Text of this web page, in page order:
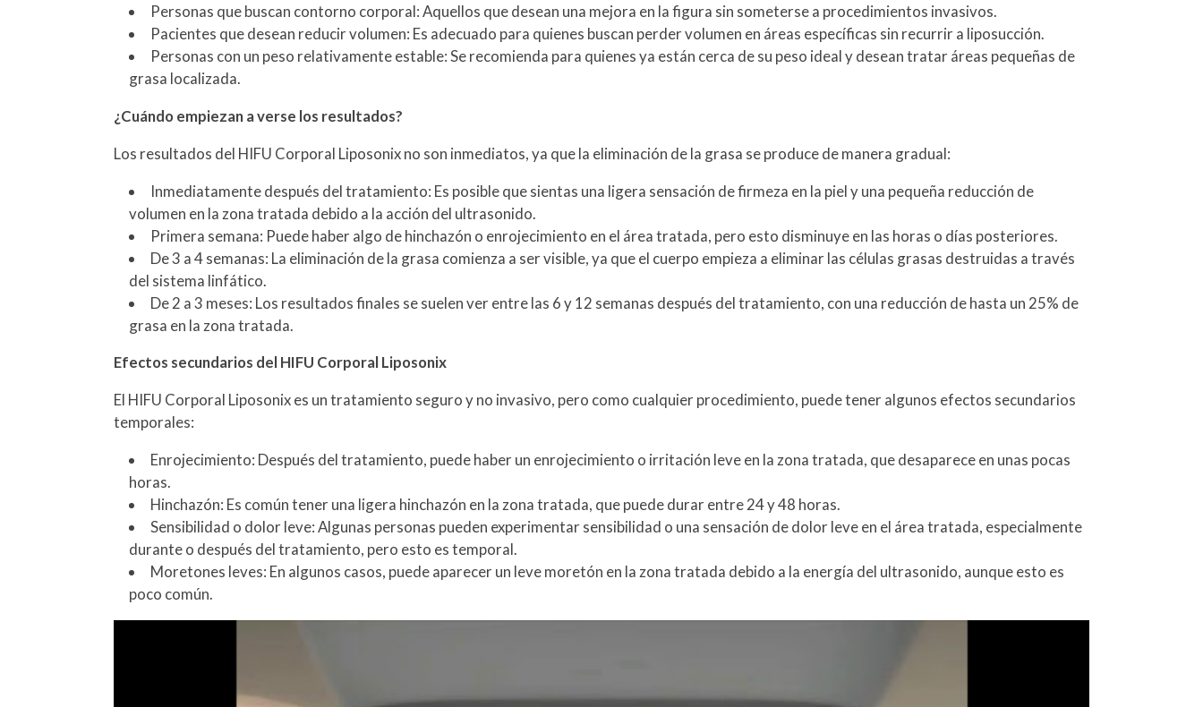
Personas que buscan contorno corporal: Aquellos que desean una mejora en la figura sin someterse a procedimientos invasivos.
Pacientes que desean reducir volumen: Es adecuado para quienes buscan perder volumen en áreas específicas sin recurrir a liposucción.
Personas con un peso relativamente estable: Se recomienda para quienes ya están cerca de su peso ideal y desean tratar áreas pequeñas de
grasa localizada.
¿Cuándo empiezan a verse los resultados?
Los resultados del HIFU Corporal Liposonix no son inmediatos, ya que la eliminación de la grasa se produce de manera gradual:
Inmediatamente después del tratamiento: Es posible que sientas una ligera sensación de firmeza en la piel y una pequeña reducción de
volumen en la zona tratada debido a la acción del ultrasonido.
Primera semana: Puede haber algo de hinchazón o enrojecimiento en el área tratada, pero esto disminuye en las horas o días posteriores.
De 3 a 4 semanas: La eliminación de la grasa comienza a ser visible, ya que el cuerpo empieza a eliminar las células grasas destruidas a través
del sistema linfático.
De 2 a 3 meses: Los resultados finales se suelen ver entre las 6 y 12 semanas después del tratamiento, con una reducción de hasta un 25% de
grasa en la zona tratada.
Efectos secundarios del HIFU Corporal Liposonix
El HIFU Corporal Liposonix es un tratamiento seguro y no invasivo, pero como cualquier procedimiento, puede tener algunos efectos secundarios
temporales:
Enrojecimiento: Después del tratamiento, puede haber un enrojecimiento o irritación leve en la zona tratada, que desaparece en unas pocas
horas.
Hinchazón: Es común tener una ligera hinchazón en la zona tratada, que puede durar entre 24 y 48 horas.
Sensibilidad o dolor leve: Algunas personas pueden experimentar sensibilidad o una sensación de dolor leve en el área tratada, especialmente
durante o después del tratamiento, pero esto es temporal.
Moretones leves: En algunos casos, puede aparecer un leve moretón en la zona tratada debido a la energía del ultrasonido, aunque esto es
poco común.